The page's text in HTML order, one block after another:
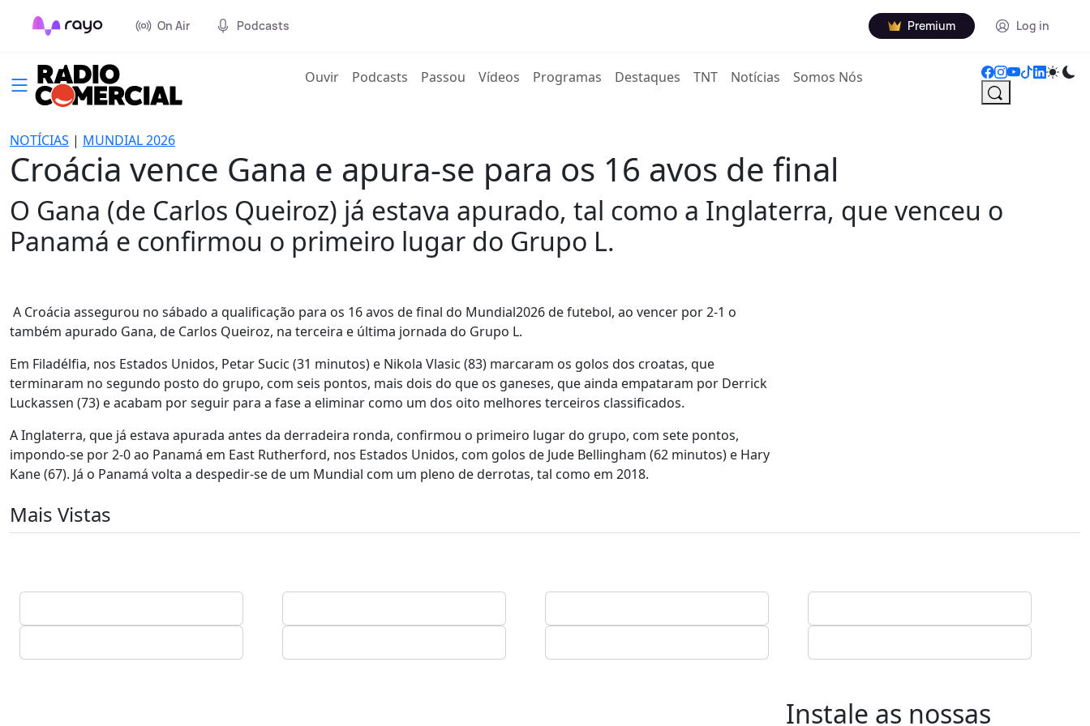
On Air Podcasts Premium Log in
Ouvir(current)
Podcasts Passou Vídeos Programas Destaques TNT Notícias Somos Nós
NOTÍCIAS | MUNDIAL 2026
Croácia vence Gana e apura-se para os 16 avos de final
O Gana (de Carlos Queiroz) já estava apurado, tal como a Inglaterra, que venceu o
Panamá e confirmou o primeiro lugar do Grupo L.
A Croácia assegurou no sábado a qualificação para os 16 avos de final do Mundial2026 de futebol, ao vencer por 2-1 o
também apurado Gana, de Carlos Queiroz, na terceira e última jornada do Grupo L.
Em Filadélfia, nos Estados Unidos, Petar Sucic (31 minutos) e Nikola Vlasic (83) marcaram os golos dos croatas, que
terminaram no segundo posto do grupo, com seis pontos, mais dois do que os ganeses, que ainda empataram por Derrick
Luckassen (73) e acabam por seguir para a fase a eliminar como um dos oito melhores terceiros classificados.
A Inglaterra, que já estava apurada antes da derradeira ronda, confirmou o primeiro lugar do grupo, com sete pontos,
impondo-se por 2-0 ao Panamá em East Rutherford, nos Estados Unidos, com golos de Jude Bellingham (62 minutos) e Hary
Kane (67). Já o Panamá volta a despedir-se de um Mundial com um pleno de derrotas, tal como em 2018.
Mais Vistas
Instale as nossas